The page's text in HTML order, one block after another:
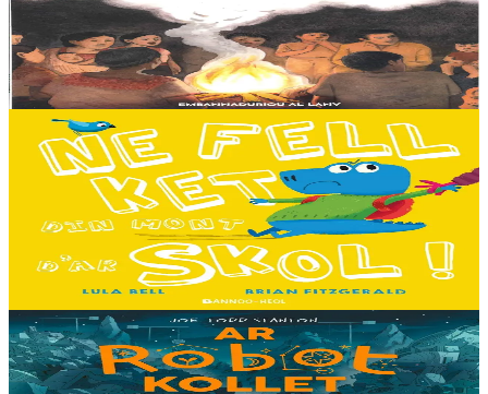
Tout en haut des vertes collines, là où les montagnes se couvrent du
brouillard des matinées feutrées, est perché le petit village maya de
Sakamch'en....
En stock11,00 €
3 ans et plus
Bannoù-heol
I don't want to go to school!
C'est le premier jour d'école des Souris et des Dinosaures. Ils n'ont
pas envie d'y aller. Mais quand les cours commencent, une très
grande surprise les attend…...
13,00 €
8 ans et plus
Timilenn
The Lost Robot